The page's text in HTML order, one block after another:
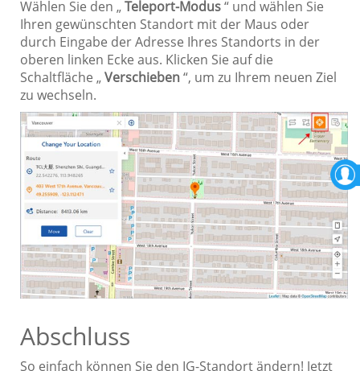
Wählen Sie den „Teleport-Modus“ und wählen Sie
Ihren gewünschten Standort mit der Maus oder
durch Eingabe der Adresse Ihres Standorts in der
oberen linken Ecke aus. Klicken Sie auf die
Schaltfläche „Verschieben“, um zu Ihrem neuen Ziel
zu wechseln.
Abschluss
So einfach können Sie den IG-Standort ändern! Jetzt